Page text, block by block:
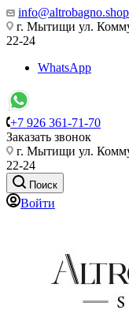
info@altrobagno.shop
г. Мытищи ул.
22-24
WhatsApp
+7 926 361-71-70
Заказать звонок
г. Мытищи ул.
22-24
Поиск
Войти